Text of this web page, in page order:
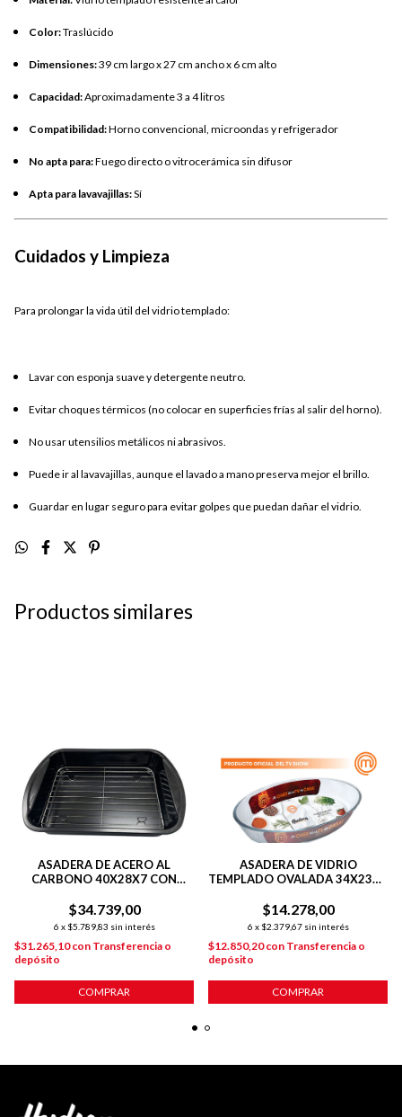
Color:Traslúcido
Dimensiones:39 cm largo x 27 cm ancho x 6 cm alto
Capacidad:Aproximadamente 3 a 4 litros
Compatibilidad:Horno convencional, microondas y refrigerador
No apta para:Fuego directo o vitrocerámica sin difusor
Apta para lavavajillas:Sí
Cuidados y Limpieza
Para prolongar la vida útil del vidrio templado:
Lavar con esponja suave y detergente neutro.
Evitar choques térmicos (no colocar en superficies frías al salir del horno).
No usar utensilios metálicos ni abrasivos.
Puede ir al lavavajillas, aunque el lavado a mano preserva mejor el brillo.
Guardar en lugar seguro para evitar golpes que puedan dañar el vidrio.
Productos similares
ASADERA DE ACERO AL
CARBONO 40X28X7 CON
$34.739,00
6 x $5.789,83 sin interés
$31.265,10con Transferencia o
depósito
COMPRAR
ASADERA DE VIDRIO
TEMPLADO OVALADA 34X23X6
$14.278,00
6 x $2.379,67 sin interés
$12.850,20con Transferencia o
depósito
COMPRAR